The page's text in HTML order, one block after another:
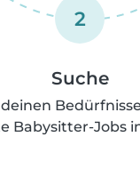
2
Suche
Babysitter-Jobs